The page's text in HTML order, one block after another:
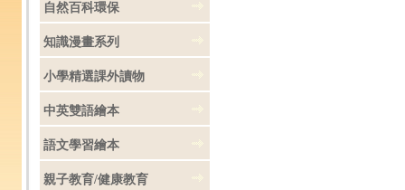
自然百科環保
知識漫畫系列
小學精選課外讀物
中英雙語繪本
語文學習繪本
親子教育/健康教育